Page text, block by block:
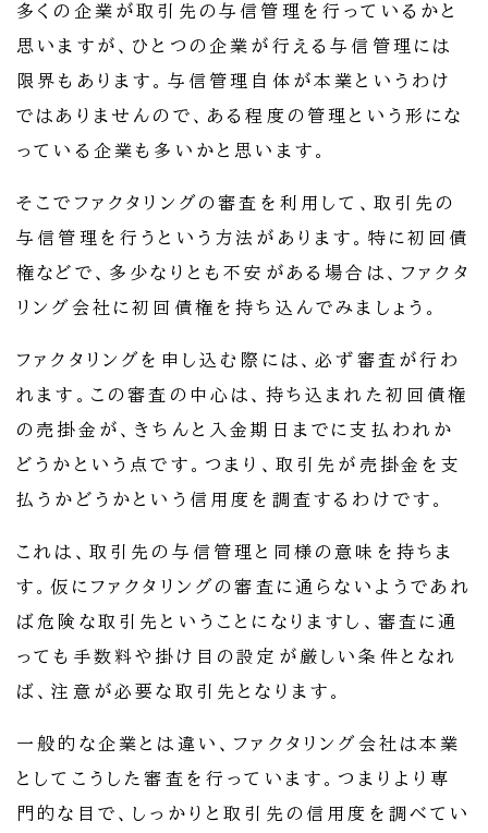
多くの企業が取引先の与信管理を行っているかと
思いますが、ひとつの企業が行える与信管理には
限界もあります。与信管理自体が本業というわけ
ではありませんので、ある程度の管理という形にな
っている企業も多いかと思います。
そこでファクタリングの審査を利用して、取引先の
与信管理を行うという方法があります。特に初回債
権などで、多少なりとも不安がある場合は、ファクタ
リング会社に初回債権を持ち込んでみましょう。
ファクタリングを申し込む際には、必ず審査が行わ
れます。この審査の中心は、持ち込まれた初回債権
の売掛金が、きちんと入金期日までに支払われか
どうかという点です。つまり、取引先が売掛金を支
払うかどうかという信用度を調査するわけです。
これは、取引先の与信管理と同様の意味を持ちま
す。仮にファクタリングの審査に通らないようであれ
ば危険な取引先ということになりますし、審査に通
っても手数料や掛け目の設定が厳しい条件となれ
ば、注意が必要な取引先となります。
一般的な企業とは違い、ファクタリング会社は本業
としてこうした審査を行っています。つまりより専
門的な目で、しっかりと取引先の信用度を調べてい